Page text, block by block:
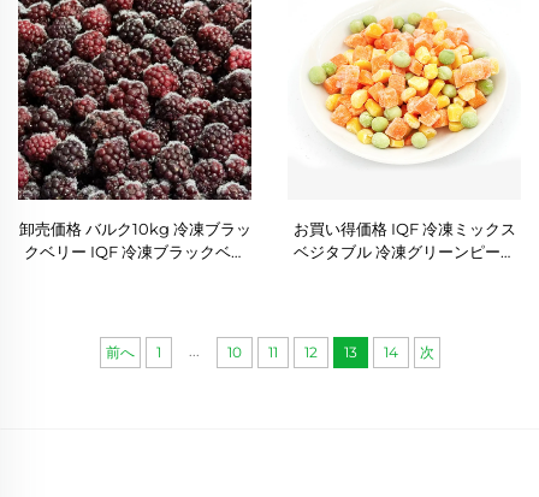
卸売価格 バルク10kg 冷凍ブラッ
クベリー IQF 冷凍ブラックベリ
お買い得価格 IQF 冷凍ミックス
ベジタブル 冷凍グリーンピース
前へ 1 ... 10 11 12 13 14 次